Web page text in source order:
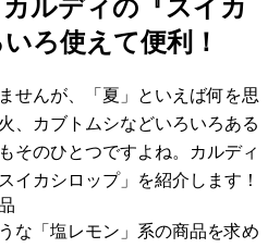
ルディの『スイカ
ろ使えて便利！
せんが、「夏」といえば何を思
、カブトムシなどいろいろある
そのひとつですよね。カルディ
イカシロップ」を紹介します！
な「塩レモン」系の商品を求め